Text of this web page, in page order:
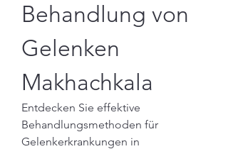
Behandlung von
Gelenken
Makhachkala
Entdecken Sie effektive
Behandlungsmethoden für
Gelenkerkrankungen in